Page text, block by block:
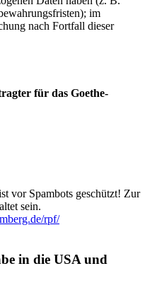
im
nach Fortfall dieser
für das Goethe-
vor Spambots geschützt! Zur
sein.
rpf/
in die USA und